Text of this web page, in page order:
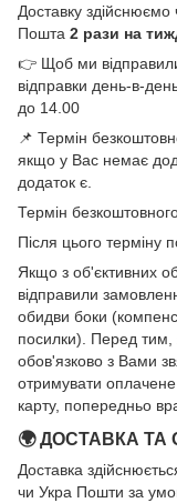
Доставку
Пошта 2 рази на
👉 Щоб ми
відправки день-в-
до 14.00
📌 Термін
якщо у Вас немає
додаток є.
Термін
Після цього терміну
Якщо з об'єктивних
відправили
обидви боки
посилки). Перед тим,
обов'язково з Вами
отримувати
карту, попередньо
🌍 ДОСТАВКА ТА
Доставка
чи Укра Пошти за